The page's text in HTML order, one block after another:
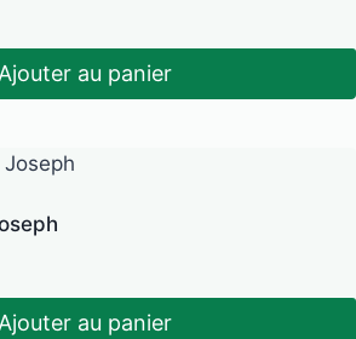
Ajouter au panier
au panier